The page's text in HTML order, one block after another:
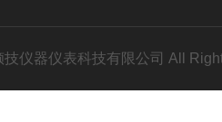
技仪器仪表科技有限公司 All